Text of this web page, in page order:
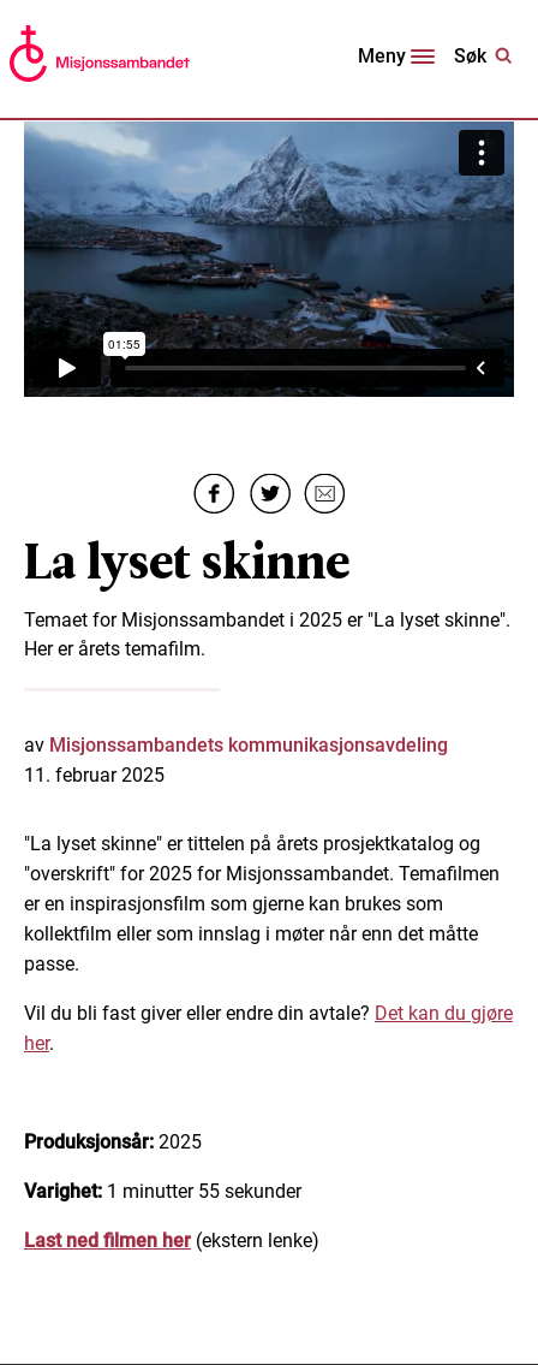
Meny Søk
La lyset skinne
Temaet for Misjonssambandet i 2025 er "La lyset skinne".
Her er årets temafilm.
av Misjonssambandets kommunikasjonsavdeling
11. februar 2025
"La lyset skinne" er tittelen på årets prosjektkatalog og
"overskrift" for 2025 for Misjonssambandet. Temafilmen
er en inspirasjonsfilm som gjerne kan brukes som
kollektfilm eller som innslag i møter når enn det måtte
passe.
Vil du bli fast giver eller endre din avtale? Det kan du gjøre
her.
Produksjonsår: 2025
Varighet: 1 minutter 55 sekunder
Last ned filmen her (ekstern lenke)